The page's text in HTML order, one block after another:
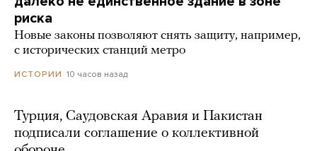
риска
Новые законы позволяют снять защиту, например,
с исторических станций метро
ИСТОРИИ 10 часов назад
Турция, Саудовская Аравия и Пакистан
подписали соглашение о коллективной